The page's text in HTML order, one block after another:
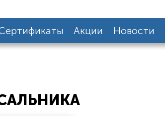
Акции Новости